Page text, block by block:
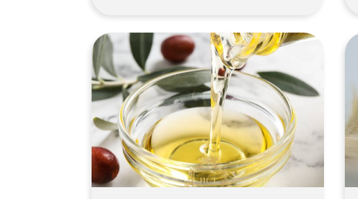
acumulación de productos,
suavizar la cutícula del cabello
para darle más brillo y favorecer
un cuero cabelludo con una
sensación más limpia. La clave
es la seguridad: siempre diluir,
evitar el contacto con los ojos
[…]